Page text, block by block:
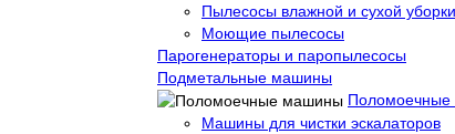
Пылесосы влажной и сухой уборки
Моющие пылесосы
Парогенераторы и паропылесосы
Подметальные машины
Машины для чистки эскалаторов